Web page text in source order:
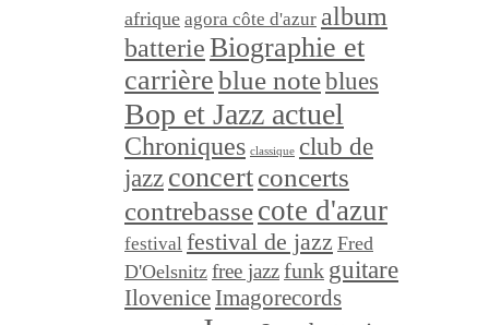
afrique agora côte d'azur album
batterieBiographie et
carrièreblue noteblues
Bop et Jazz actuel
Chroniques classique club de
jazz concertconcerts
contrebassecote d'azur
festival festival de jazz Fred
D'Oelsnitz free jazzfunk guitare
Ilovenice Imagorecords